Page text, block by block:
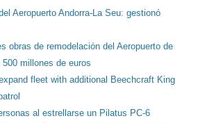
Aeropuerto Andorra-La Seu: gestionó
obras de remodelación del Aeropuerto de
millones de euros
fleet with additional Beechcraft King
al estrellarse un Pilatus PC-6